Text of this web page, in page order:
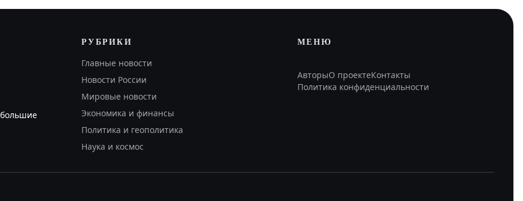
РУБРИКИ
Главные новости
Новости России
Мировые новости
Экономика и финансы
Политика и геополитика
Наука и космос
МЕНЮ
АвторыО проектеКонтакты
Политика конфиденциальности